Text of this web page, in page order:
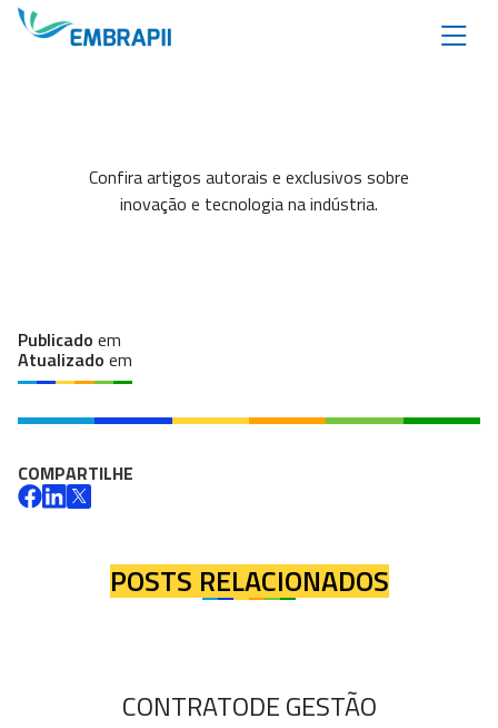
Confira artigos autorais e exclusivos sobre
inovação e tecnologia na indústria.
Publicado em
Atualizado em
COMPARTILHE
POSTS RELACIONADOS
CONTRATODE GESTÃO